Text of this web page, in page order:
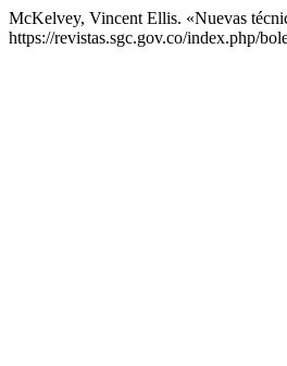
McKelvey, Vincent Ellis. «Nuevas
https://revistas.sgc.gov.co/index.php/